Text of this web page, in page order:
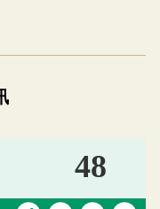
覽，完整即時空